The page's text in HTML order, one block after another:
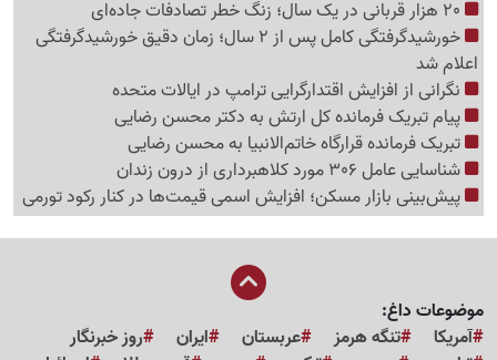
خورشیدگرفتگی کامل پس از 2 سال؛ زمان دقیق خورشیدگرفتگی
اعلام شد
نگرانی از افزایش اقتدارگرایی ترامپ در ایالات متحده
پیام تبریک فرمانده کل ارتش به دکتر محسن رضایی
تبریک فرمانده قرارگاه خاتم‌الانبیا به محسن رضایی
شناسایی عامل 306 مورد کلاهبرداری از درون زندان
پیش‌بینی بازار مسکن؛ افزایش اسمی قیمت‌ها در کنار رکود تورمی
موضوعات داغ:
آمریکا
تنگه هرمز عربستان ایران
روز خبرنگار